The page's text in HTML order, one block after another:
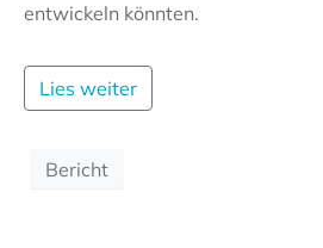
entwickeln könnten.
Lies weiter
Bericht